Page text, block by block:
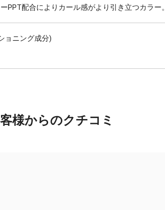
配合によりカール感がより引き立つカラー。
ョニング成分)
様からのクチコミ